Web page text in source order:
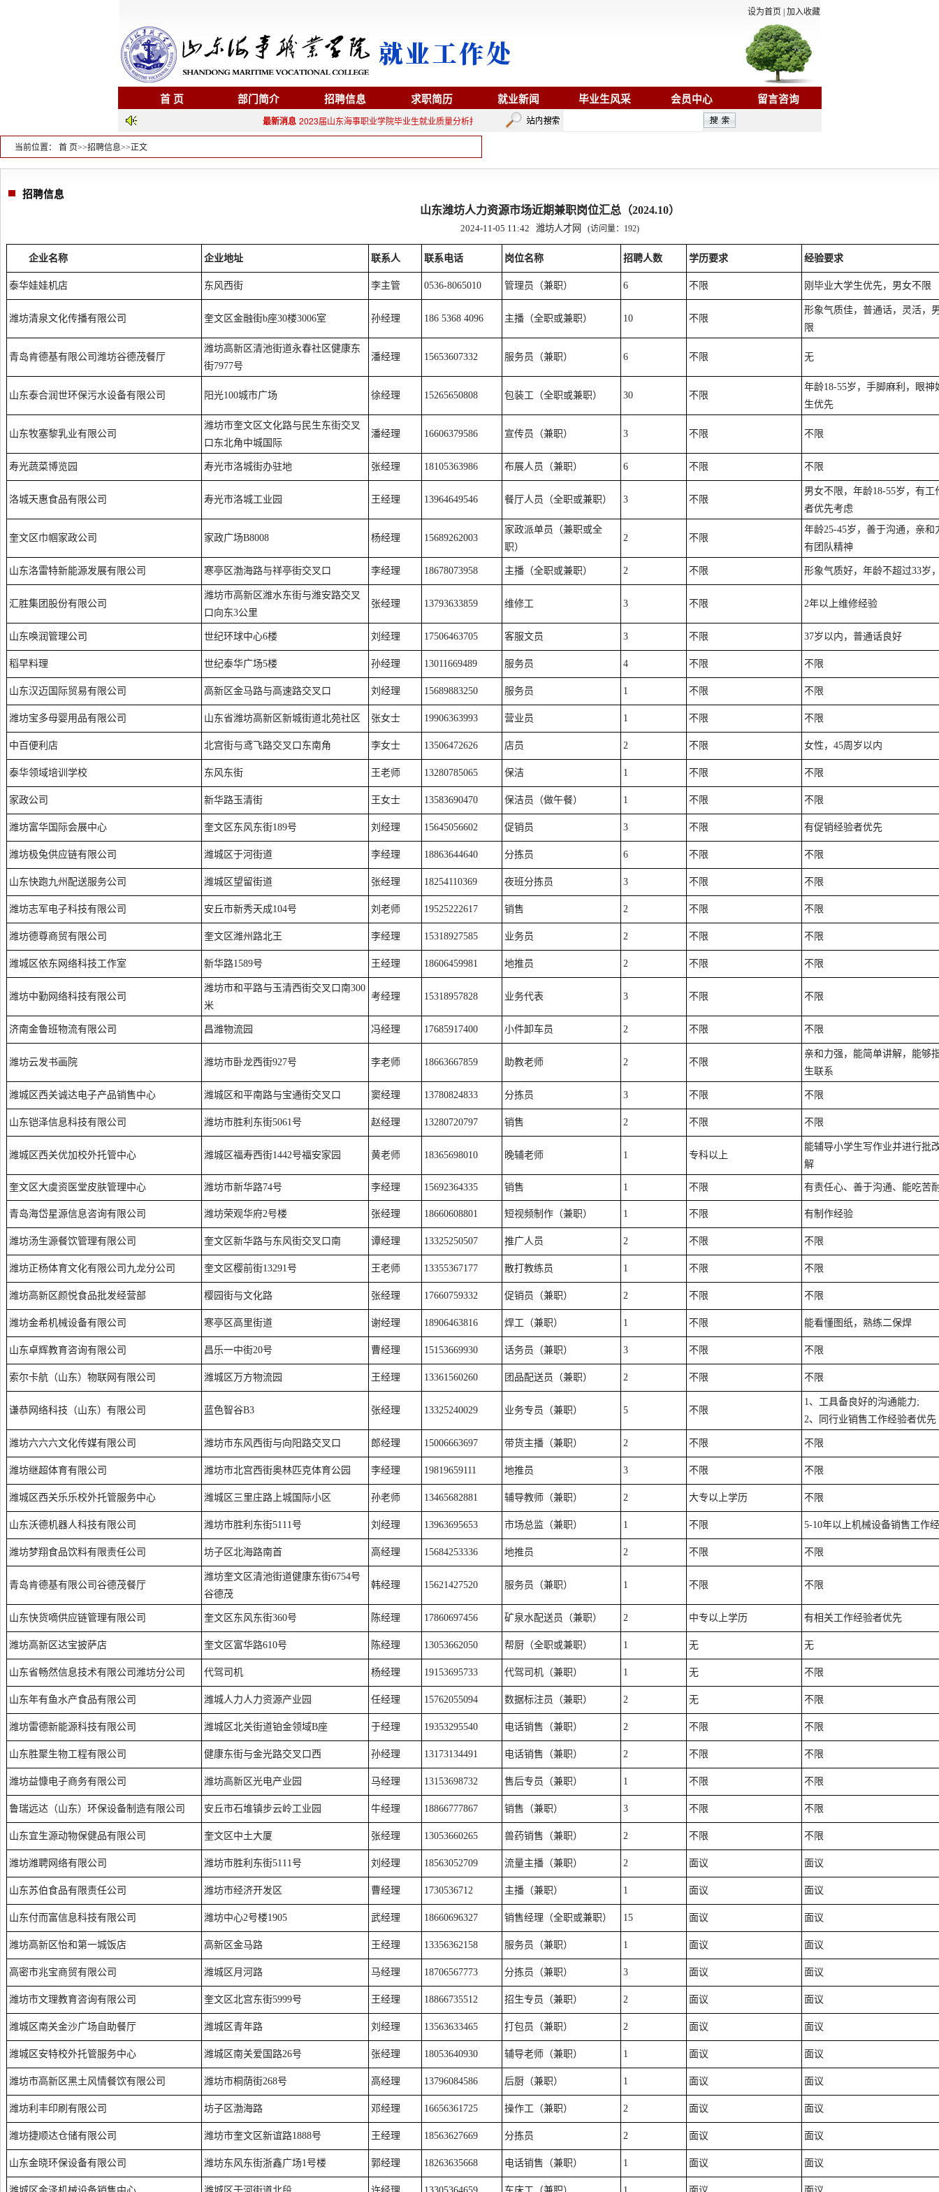
设为首页 加入收藏
首 页 部门简介 招聘信息 求职简历 就业新闻 毕业生风采 会员中心 留言咨询
最新消息 2023届山东海事职业学院毕业生就业质量分析报告 2023/12/12 2022届山东海事职业学院毕业生就业质量分析报告
当前位置： 首 页>>招聘信息>>正文
招聘信息
山东潍坊人力资源市场近期兼职岗位汇总（2024.10）
2024-11-05 11:42 潍坊人才网 (访问量： 192)
企业名称 企业地址 联系人 联系电话 岗位名称 招聘人数 学历要求 经验要求
泰华娃娃机店 东风西街 李主管 0536-8065010 管理员（兼职） 6 不限 刚毕业大学生优先，男女不限
潍坊清泉文化传播有限公司 奎文区金融街b座30楼3006室 孙经理 186 5368 4096 主播（全职或兼职） 10 不限
形象气质佳，普通话，灵活，
限
青岛肯德基有限公司潍坊谷德茂餐厅
潍坊高新区清池街道永春社区健康东
街7977号
潘经理 15653607332 服务员（兼职） 6 不限 无
山东泰合润世环保污水设备有限公司 阳光100城市广场 徐经理 15265650808 包装工（全职或兼职） 30 不限
年龄18-55岁，手脚麻利，眼神
生优先
山东牧塞黎乳业有限公司
潍坊市奎文区文化路与民生东街交叉
口东北角中城国际
潘经理 16606379586 宣传员（兼职） 3 不限 不限
寿光蔬菜博览园 寿光市洛城街办驻地 张经理 18105363986 布展人员（兼职） 6 不限 不限
洛城天惠食品有限公司 寿光市洛城工业园 王经理 13964649546 餐厅人员（全职或兼职） 3 不限
男女不限，年龄18-55岁，有工
者优先考虑
奎文区巾帼家政公司 家政广场B8008 杨经理 15689262003
家政派单员（兼职或全
职）
2 不限
年龄25-45岁，善于沟通，亲和
有团队精神
山东洛雷特新能源发展有限公司 寒亭区渤海路与祥亭街交叉口 李经理 18678073958 主播（全职或兼职） 2 不限 形象气质好，年龄不超过33岁
汇胜集团股份有限公司
潍坊市高新区潍水东街与潍安路交叉
口向东3公里
张经理 13793633859 维修工 3 不限 2年以上维修经验
山东唤润管理公司 世纪环球中心6楼 刘经理 17506463705 客服文员 3 不限 37岁以内，普通话良好
稻早料理 世纪泰华广场5楼 孙经理 13011669489 服务员 4 不限 不限
山东汉迈国际贸易有限公司 高新区金马路与高速路交叉口 刘经理 15689883250 服务员 1 不限 不限
潍坊宝多母婴用品有限公司 山东省潍坊高新区新城街道北苑社区 张女士 19906363993 营业员 1 不限 不限
中百便利店 北宫街与鸢飞路交叉口东南角 李女士 13506472626 店员 2 不限 女性，45周岁以内
泰华领域培训学校 东风东街 王老师 13280785065 保洁 1 不限 不限
家政公司 新华路玉清街 王女士 13583690470 保洁员（做午餐） 1 不限 不限
潍坊富华国际会展中心 奎文区东风东街189号 刘经理 15645056602 促销员 3 不限 有促销经验者优先
潍坊极兔供应链有限公司 潍城区于河街道 李经理 18863644640 分拣员 6 不限 不限
山东快跑九州配送服务公司 潍城区望留街道 张经理 18254110369 夜班分拣员 3 不限 不限
潍坊志军电子科技有限公司 安丘市新秀天成104号 刘老师 19525222617 销售 2 不限 不限
潍坊德尊商贸有限公司 奎文区潍州路北王 李经理 15318927585 业务员 2 不限 不限
潍城区依东网络科技工作室 新华路1589号 王经理 18606459981 地推员 2 不限 不限
潍坊中勤网络科技有限公司
潍坊市和平路与玉清西街交叉口南300
米
考经理 15318957828 业务代表 3 不限 不限
济南金鲁班物流有限公司 昌潍物流园 冯经理 17685917400 小件卸车员 2 不限 不限
潍坊云发书画院 潍坊市卧龙西街927号 李老师 18663667859 助教老师 2 不限
亲和力强，能简单讲解，能够
生联系
潍城区西关诚达电子产品销售中心 潍城区和平南路与宝通街交叉口 窦经理 13780824833 分拣员 3 不限 不限
山东铠泽信息科技有限公司 潍坊市胜利东街5061号 赵经理 13280720797 销售 2 不限 不限
潍城区西关优加校外托管中心 潍城区福寿西街1442号福安家园 黄老师 18365698010 晚辅老师 1 专科以上
能辅导小学生写作业并进行批
解
奎文区大虞资医堂皮肤管理中心 潍坊市新华路74号 李经理 15692364335 销售 1 不限 有责任心、善于沟通、能吃苦
青岛海岱星源信息咨询有限公司 潍坊荣观华府2号楼 张经理 18660608801 短视频制作（兼职） 1 不限 有制作经验
潍坊汤生源餐饮管理有限公司 奎文区新华路与东风街交叉口南 谭经理 13325250507 推广人员 2 不限 不限
潍坊正杨体育文化有限公司九龙分公司 奎文区樱前街13291号 王老师 13355367177 散打教练员 1 不限 不限
潍坊高新区颜悦食品批发经营部 樱园街与文化路 张经理 17660759332 促销员（兼职） 2 不限 不限
潍坊金希机械设备有限公司 寒亭区高里街道 谢经理 18906463816 焊工（兼职） 1 不限 能看懂图纸，熟练二保焊
山东卓辉教育咨询有限公司 昌乐一中街20号 曹经理 15153669930 话务员（兼职） 3 不限 不限
索尔卡航（山东）物联网有限公司 潍城区万方物流园 王经理 13361560260 团品配送员（兼职） 2 不限 不限
谦恭网络科技（山东）有限公司 蓝色智谷B3 张经理 13325240029 业务专员（兼职） 5 不限
1、工具备良好的沟通能力;
2、同行业销售工作经验者优先
潍坊六六六文化传媒有限公司 潍坊市东风西街与向阳路交叉口 郎经理 15006663697 带货主播（兼职） 2 不限 不限
潍坊继超体育有限公司 潍坊市北宫西街奥林匹克体育公园 李经理 19819659111 地推员 3 不限 不限
潍城区西关乐乐校外托管服务中心 潍城区三里庄路上城国际小区 孙老师 13465682881 辅导教师（兼职） 2 大专以上学历 不限
山东沃德机器人科技有限公司 潍坊市胜利东街5111号 刘经理 13963695653 市场总监（兼职） 1 不限 5-10年以上机械设备销售工作
潍坊梦翔食品饮料有限责任公司 坊子区北海路南首 高经理 15684253336 地推员 2 不限 不限
青岛肯德基有限公司谷德茂餐厅
潍坊奎文区清池街道健康东街6754号
谷德茂
韩经理 15621427520 服务员（兼职） 1 不限 不限
山东快货嘀供应链管理有限公司 奎文区东风东街360号 陈经理 17860697456 矿泉水配送员（兼职） 2 中专以上学历 有相关工作经验者优先
潍坊高新区达宝披萨店 奎文区富华路610号 陈经理 13053662050 帮厨（全职或兼职） 1 无 无
山东省畅然信息技术有限公司潍坊分公司 代驾司机 杨经理 19153695733 代驾司机（兼职） 1 无 不限
山东年有鱼水产食品有限公司 潍城人力人力资源产业园 任经理 15762055094 数据标注员（兼职） 2 无 不限
潍坊雷德新能源科技有限公司 潍城区北关街道铂金领域B座 于经理 19353295540 电话销售（兼职） 2 不限 不限
山东胜聚生物工程有限公司 健康东街与金光路交叉口西 孙经理 13173134491 电话销售（兼职） 2 不限 不限
潍坊益慷电子商务有限公司 潍坊高新区光电产业园 马经理 13153698732 售后专员（兼职） 1 不限 不限
鲁瑞远达（山东）环保设备制造有限公司 安丘市石堆镇步云岭工业园 牛经理 18866777867 销售（兼职） 3 不限 不限
山东宜生源动物保健品有限公司 奎文区中土大厦 张经理 13053660265 兽药销售（兼职） 2 不限 不限
潍坊潍聘网络有限公司 潍坊市胜利东街5111号 刘经理 18563052709 流量主播（兼职） 2 面议 面议
山东苏伯食品有限责任公司 潍坊市经济开发区 曹经理 1730536712 主播（兼职） 1 面议 面议
山东付而富信息科技有限公司 潍坊中心2号楼1905 武经理 18660696327 销售经理（全职或兼职） 15 面议 面议
潍坊高新区怡和第一城饭店 高新区金马路 王经理 13356362158 服务员（兼职） 1 面议 面议
高密市兆宝商贸有限公司 潍城区月河路 马经理 18706567773 分拣员（兼职） 3 面议 面议
潍坊市文理教育咨询有限公司 奎文区北宫东街5999号 王经理 18866735512 招生专员（兼职） 2 面议 面议
潍城区南关金沙广场自助餐厅 潍城区青年路 刘经理 13563633465 打包员（兼职） 2 面议 面议
潍城区安特校外托管服务中心 潍城区南关爱国路26号 张经理 18053640930 辅导老师（兼职） 1 面议 面议
潍坊市高新区黑土风情餐饮有限公司 潍坊市桐荫街268号 高经理 13796084586 后厨（兼职） 1 面议 面议
潍坊利丰印刷有限公司 坊子区渤海路 邓经理 16656361725 操作工（兼职） 2 面议 面议
潍坊捷顺达仓储有限公司 潍坊市奎文区新谊路1888号 王经理 18563627669 分拣员 2 面议 面议
山东金晓环保设备有限公司 潍坊东风东街浙鑫广场1号楼 郭经理 18263635668 电话销售（兼职） 1 面议 面议